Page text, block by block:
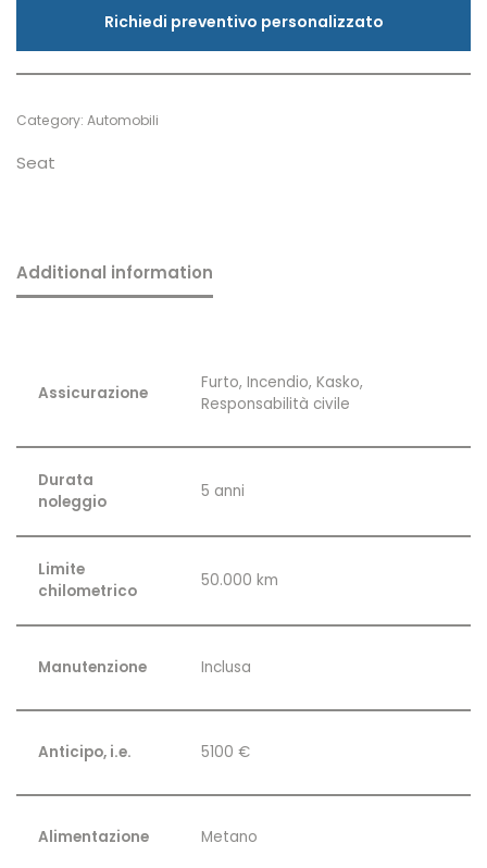
Richiedi preventivo personalizzato
Category: Automobili
Seat
Additional information
Assicurazione
Furto, Incendio, Kasko,
Responsabilità civile
Durata
noleggio
5 anni
Limite
chilometrico
50.000 km
Manutenzione Inclusa
Anticipo, i.e. 5100 €
Alimentazione Metano